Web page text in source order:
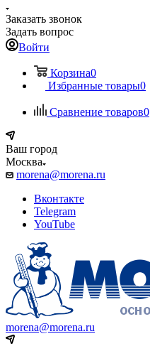
Заказать звонок
Задать вопрос
Войти
Корзина0
Избранные товары0
Сравнение товаров0
Ваш город
Москва
morena@morena.ru
Вконтакте
Telegram
YouTube
morena@morena.ru